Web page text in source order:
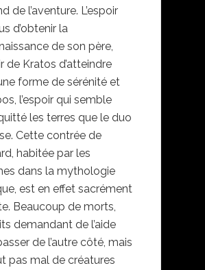
de l’aventure. L’espoir
d’obtenir la
de son père,
de Kratos d’atteindre
forme de sérénité et
l’espoir qui semble
les terres que le duo
Cette contrée de
habitée par les
dans la mythologie
est en effet sacrément
Beaucoup de morts,
demandant de l’aide
de l’autre côté, mais
pas mal de créatures